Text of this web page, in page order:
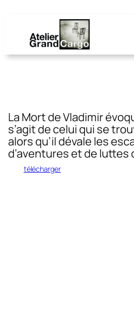
La Mort de Vladimir
s’agit de celui qui se
alors qu’il dévale les
d’aventures et de luttes
télécharger